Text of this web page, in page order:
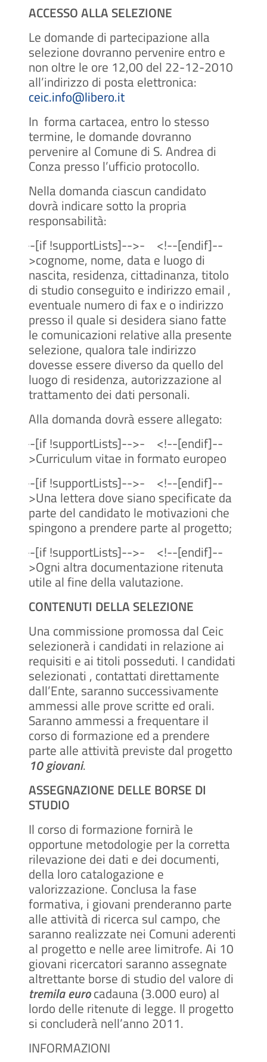
ACCESSO ALLA SELEZIONE
Le domande di partecipazione alla
selezione dovranno pervenire entro e
non oltre le ore 12,00 del 22-12-2010
all’indirizzo di posta elettronica:
ceic.info@libero.it
In forma cartacea, entro lo stesso
termine, le domande dovranno
pervenire al Comune di S. Andrea di
Conza presso l’ufficio protocollo.
Nella domanda ciascun candidato
dovrà indicare sotto la propria
responsabilità:
<!--[if !supportLists]-->- <!--[endif]--
>cognome, nome, data e luogo di
nascita, residenza, cittadinanza, titolo
di studio conseguito e indirizzo email ,
eventuale numero di fax e o indirizzo
presso il quale si desidera siano fatte
le comunicazioni relative alla presente
selezione, qualora tale indirizzo
dovesse essere diverso da quello del
luogo di residenza, autorizzazione al
trattamento dei dati personali.
Alla domanda dovrà essere allegato:
<!--[if !supportLists]-->- <!--[endif]--
>Curriculum vitae in formato europeo
<!--[if !supportLists]-->- <!--[endif]--
>Una lettera dove siano specificate da
parte del candidato le motivazioni che
spingono a prendere parte al progetto;
<!--[if !supportLists]-->- <!--[endif]--
>Ogni altra documentazione ritenuta
utile al fine della valutazione.
CONTENUTI DELLA SELEZIONE
Una commissione promossa dal Ceic
selezionerà i candidati in relazione ai
requisiti e ai titoli posseduti. I candidati
selezionati , contattati direttamente
dall’Ente, saranno successivamente
ammessi alle prove scritte ed orali.
Saranno ammessi a frequentare il
corso di formazione ed a prendere
parte alle attività previste dal progetto
10 giovani.
ASSEGNAZIONE DELLE BORSE DI
STUDIO
Il corso di formazione fornirà le
opportune metodologie per la corretta
rilevazione dei dati e dei documenti,
della loro catalogazione e
valorizzazione. Conclusa la fase
formativa, i giovani prenderanno parte
alle attività di ricerca sul campo, che
saranno realizzate nei Comuni aderenti
al progetto e nelle aree limitrofe. Ai 10
giovani ricercatori saranno assegnate
altrettante borse di studio del valore di
tremila eurocadauna (3.000 euro) al
lordo delle ritenute di legge. Il progetto
si concluderà nell’anno 2011.
INFORMAZIONI